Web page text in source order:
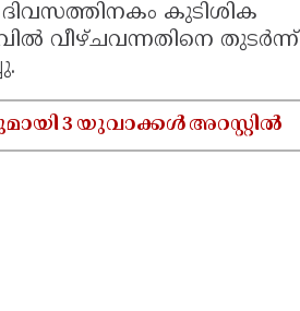
കുടിശിക
വീഴ്ചവന്നതിനെ തുടർന്ന്
3 യുവാക്കൾ അറസ്റ്റിൽ